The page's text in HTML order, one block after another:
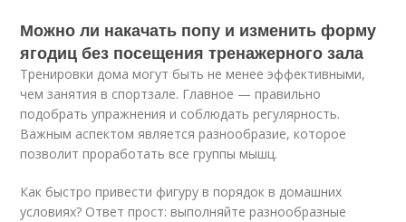
Можно ли накачать попу и изменить форму
ягодиц без посещения тренажерного зала
Тренировки дома могут быть не менее эффективными,
чем занятия в спортзале. Главное — правильно
подобрать упражнения и соблюдать регулярность.
Важным аспектом является разнообразие, которое
позволит проработать все группы мышц.
Как быстро привести фигуру в порядок в домашних
условиях? Ответ прост: выполняйте разнообразные